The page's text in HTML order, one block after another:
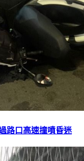
路口高速撞噴昏迷